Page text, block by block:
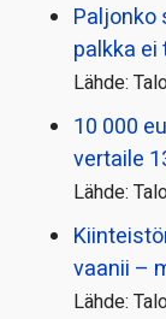
Paljonko
palkka ei
Lähde:
10 000
vertaile
Lähde:
vaanii –
Lähde: